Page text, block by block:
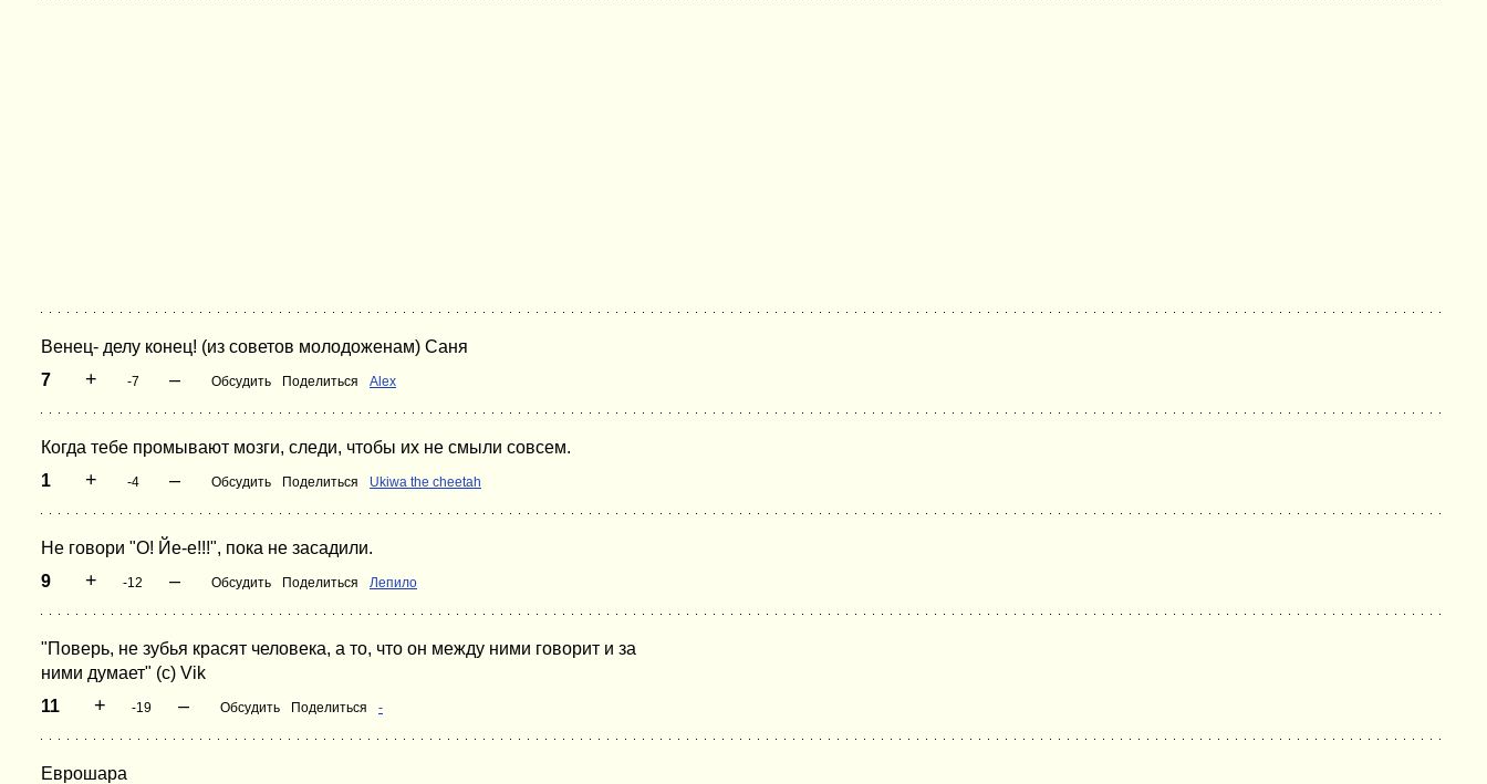
Венец- делу конец! (из советов молодоженам) Саня
7
+ -7 – Обсудить Поделиться Alex
Когда тебе промывают мозги, следи, чтобы их не смыли совсем.
1
+ -4 – Обсудить Поделиться Ukiwa the cheetah
Не говори "О! Йе-е!!!", пока не засадили.
9
+ -12 – Обсудить Поделиться Лепило
"Поверь, не зубья красят человека, а то, что он между ними говорит и за
ними думает" (с) Vik
11
+ -19 – Обсудить Поделиться -
Еврошара